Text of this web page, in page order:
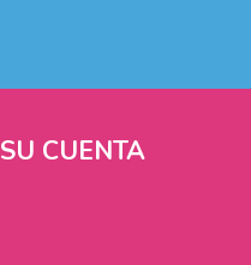
SU CUENTA